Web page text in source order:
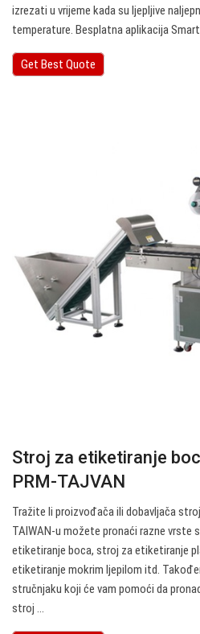
izrezati u vrijeme kada su ljepljive
temperature. Besplatna aplikacija
Get Best Quote
Stroj za etiketiranje
PRM-TAJVAN
Tražite li proizvođača ili dobavljača
TAIWAN-u možete pronaći razne
etiketiranje boca, stroj za etiketiranje
etiketiranje mokrim ljepilom itd.
stručnjaku koji će vam pomoći da
stroj ...